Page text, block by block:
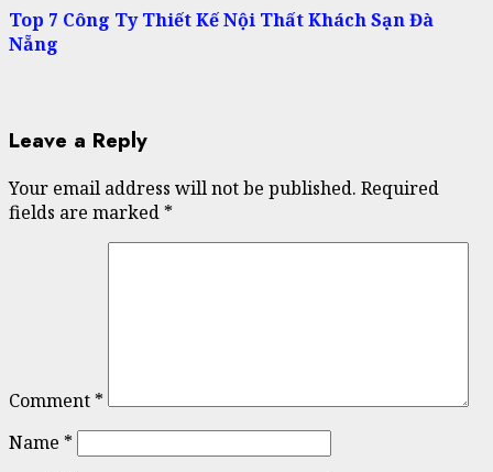
Top 7 Công Ty Thiết Kế Nội Thất Khách Sạn Đà
Nẵng
Leave a Reply
Your email address will not be published. Required
fields are marked *
Comment *
Name *